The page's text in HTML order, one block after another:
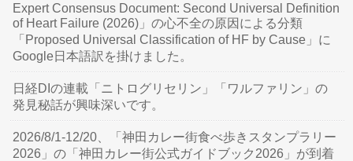
Expert Consensus Document: Second Universal Definition
of Heart Failure (2026)」の心不全の原因による分類
「Proposed Universal Classification of HF by Cause」に
Google日本語訳を掛けました。
日経DIの連載「ニトログリセリン」「ワルファリン」の
発見秘話が興味深いです。
2026/8/1-12/20、「神田カレー街食べ歩きスタンプラリー
2026」の「神田カレー街公式ガイドブック2026」が到着